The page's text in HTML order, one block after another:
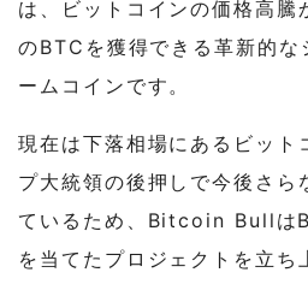
は、ビットコインの価格高騰
のBTCを獲得できる革新的な
ームコインです。
現在は下落相場にあるビット
プ大統領の後押しで今後さら
ているため、Bitcoin Bullは
を当てたプロジェクトを立ち